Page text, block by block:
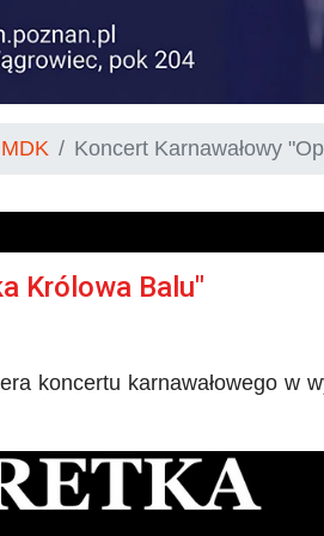
Koncert Karnawałowy
Królowa Balu"
koncertu karnawałowego w